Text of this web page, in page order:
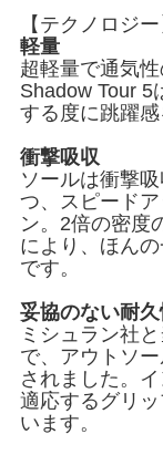
【テクノロジー
軽量
超軽量で通気
Shadow Tour 5
する度に跳躍感
衝撃吸収
ソールは衝撃
つ、スピード
ン。2倍の密度
により、ほん
です。
妥協のない耐
ミシュラン社
で、アウトソ
されました。
適応するグリ
います。